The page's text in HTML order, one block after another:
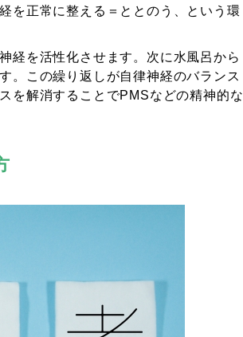
正常に整える＝ととのう、という環
経を活性化させます。次に水風呂から
。この繰り返しが自律神経のバランス
を解消することでPMSなどの精神的な